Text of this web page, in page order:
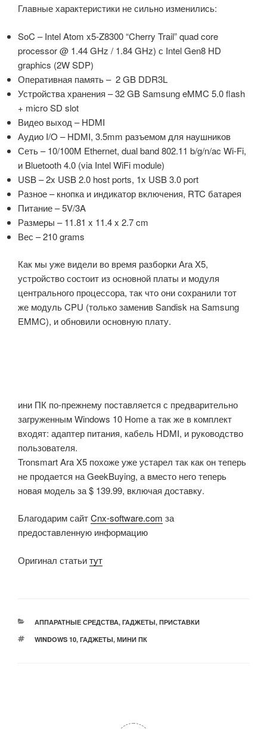
Главные характеристики не сильно изменились:
SoC – Intel Atom x5-Z8300 “Cherry Trail” quad core
processor@ 1.44 GHz / 1.84 GHz) с Intel Gen8 HD
graphics (2W SDP)
Оперативная память – 2 GB DDR3L
Устройства хранения – 32 GB Samsung eMMC 5.0 flash
+ micro SD slot
Видео выход – HDMI
Аудио I/O – HDMI, 3.5mm разъемом для наушников
Сеть – 10/100M Ethernet, dual band 802.11 b/g/n/ac Wi-Fi,
и Bluetooth 4.0 (via Intel WiFi module)
USB – 2x USB 2.0 host ports, 1x USB 3.0 port
Разное – кнопка и индикатор включения, RTC батарея
Питание – 5V/3A
Размеры – 11.81 x 11.4 x 2.7 cm
Вес – 210 grams
Как мы уже видели во время разборки Аrа X5,
устройство состоит из основной платы и модуля
центрального процессора, так что они сохранили тот
же модуль CPU (только заменив Sandisk на Samsung
EMMC), и обновили основную плату.
ини ПК по-прежнему поставляется с предварительно
загруженным Windows 10 Home а так же в комплект
входят: адаптер питания, кабель HDMI, и руководство
пользователя.
Tronsmart Ara X5 похоже уже устарел так как он теперь
не продается на GeekBuying, а вместо него теперь
новая модель за $ 139.99, включая доставку.
Благодарим сайтCnx-software.com за
предоставленную информацию
Оригинал статьитут
РУБРИКИ
АППАРАТНЫЕ СРЕДСТВА, ГАДЖЕТЫ, ПРИСТАВКИ
МЕТКИ
WINDOWS 10, ГАДЖЕТЫ, МИНИ ПК